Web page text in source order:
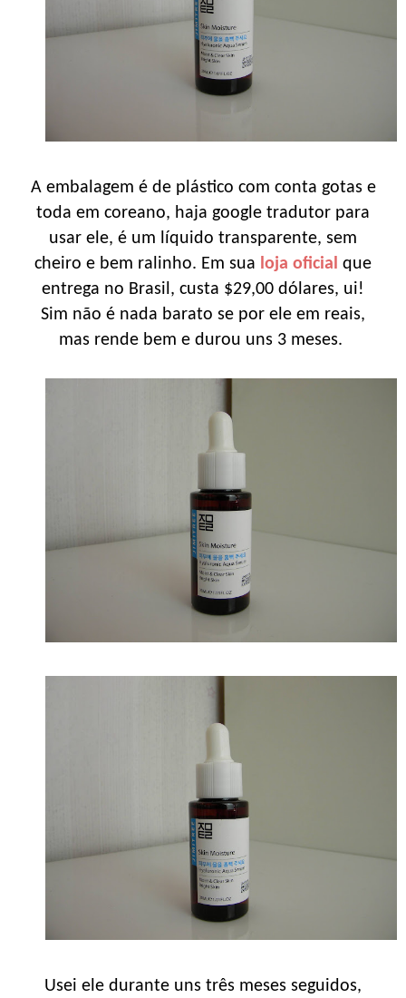
A embalagem é de plástico com conta gotas e
toda em coreano, haja google tradutor para
usar ele, é um líquido transparente, sem
cheiro e bem ralinho. Em sua loja oficial que
entrega no Brasil, custa $29,00 dólares, ui!
Sim não é nada barato se por ele em reais,
mas rende bem e durou uns 3 meses.
Usei ele durante uns três meses seguidos,